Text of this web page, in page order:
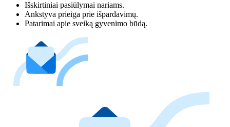
Išskirtiniai pasiūlymai nariams.
Ankstyva prieiga prie išpardavimų.
Patarimai apie sveiką gyvenimo būdą.